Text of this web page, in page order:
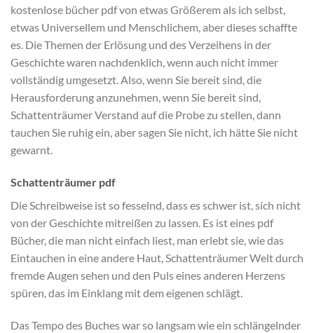
kostenlose bücher pdf von etwas Größerem als ich selbst,
etwas Universellem und Menschlichem, aber dieses schaffte
es. Die Themen der Erlösung und des Verzeihens in der
Geschichte waren nachdenklich, wenn auch nicht immer
vollständig umgesetzt. Also, wenn Sie bereit sind, die
Herausforderung anzunehmen, wenn Sie bereit sind,
Schattenträumer Verstand auf die Probe zu stellen, dann
tauchen Sie ruhig ein, aber sagen Sie nicht, ich hätte Sie nicht
gewarnt.
Schattenträumer pdf
Die Schreibweise ist so fesselnd, dass es schwer ist, sich nicht
von der Geschichte mitreißen zu lassen. Es ist eines pdf
Bücher, die man nicht einfach liest, man erlebt sie, wie das
Eintauchen in eine andere Haut, Schattenträumer Welt durch
fremde Augen sehen und den Puls eines anderen Herzens
spüren, das im Einklang mit dem eigenen schlägt.
Das Tempo des Buches war so langsam wie ein schlängelnder